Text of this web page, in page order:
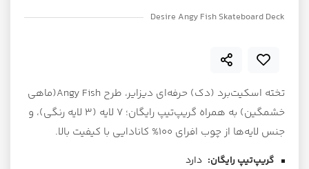
Desire Angy Fish Skateboard Deck
تخته اسکیت‌برد (دک) حرفه‌ای دیزایر، طرح Angy Fish(ماهی
خشمگین) به همراه گریپ‌تیپ رایگان؛ ۷ لایه (۳ لایه رنگی)، و
جنس لایه‌ها از چوب افرای 100% کانادایی با کیفیت بالا.
گریپ‌تیپ رایگان: دارد